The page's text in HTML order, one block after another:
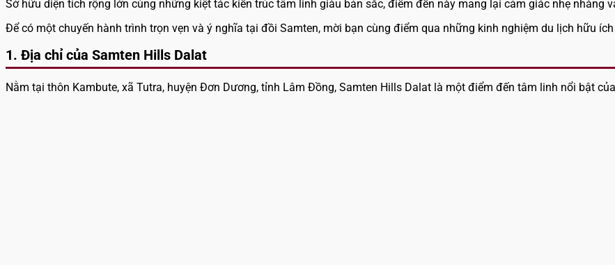
Sở hữu diện tích rộng lớn cùng những kiệt tác kiến trúc tâm linh giàu bản sắc, điểm đến này mang lại cảm giác nhẹ nhàng
Để có một chuyến hành trình trọn vẹn và ý nghĩa tại đồi Samten, mời bạn cùng điểm qua những kinh nghiệm du lịch hữu
1. Địa chỉ của Samten Hills Dalat
Nằm tại thôn Kambute, xã Tutra, huyện Đơn Dương, tỉnh Lâm Đồng, Samten Hills Dalat là một điểm đến tâm linh nổi bật